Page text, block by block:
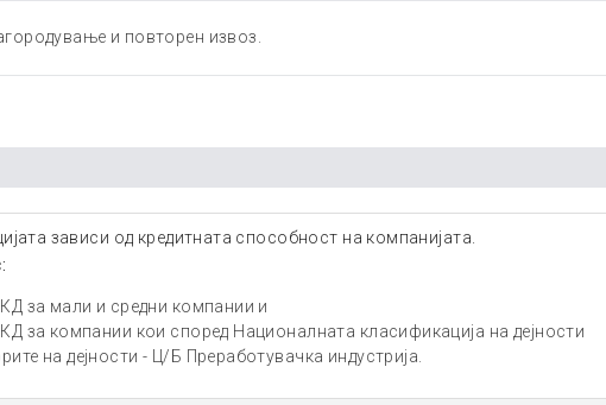
и повторен извоз.
зависи од кредитната способност на компанијата.
за мали и средни компании и
за компании кои според Националната класификација на дејности
на дејности - Ц/Б Преработувачка индустрија.